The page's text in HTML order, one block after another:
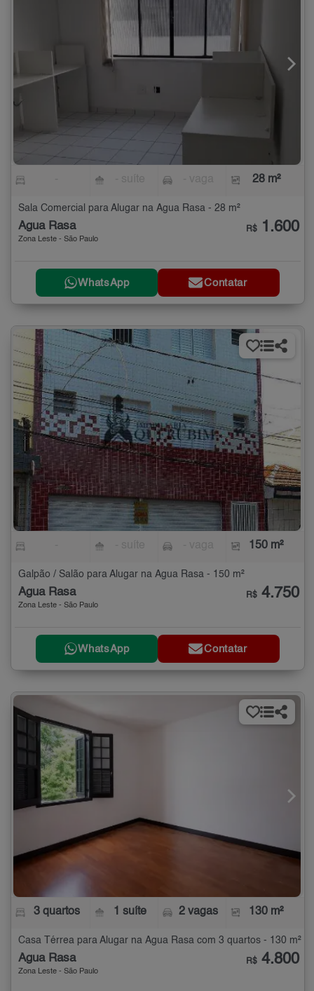
28 m²
Sala Comercial para Alugar na Água Rasa - 28 m²
Água Rasa
Zona Leste - São Paulo
R$ 1.600
WhatsApp Contatar
150 m²
Galpão / Salão para Alugar na Água Rasa - 150 m²
Água Rasa
Zona Leste - São Paulo
R$ 4.750
WhatsApp Contatar
3 quartos 1 suíte 2 vagas 130 m²
Casa Térrea para Alugar na Água Rasa com 3 quartos - 130 m²
Água Rasa
Zona Leste - São Paulo
R$ 4.800